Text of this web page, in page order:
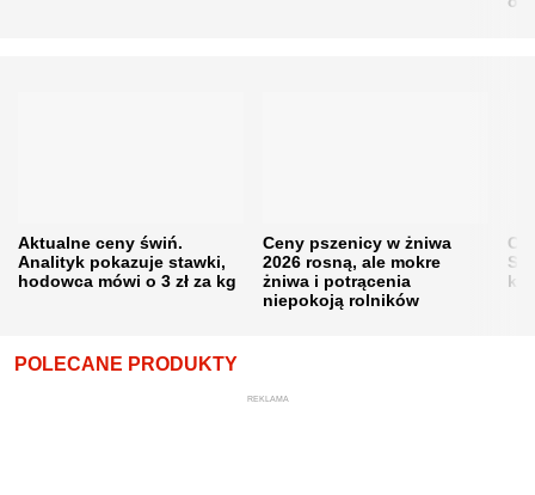
Aktualne ceny świń.
Analityk pokazuje stawki,
hodowca mówi o 3 zł za kg
Ceny pszenicy w żniwa
2026 rosną, ale mokre
żniwa i potrącenia
niepokoją rolników
POLECANE PRODUKTY
REKLAMA